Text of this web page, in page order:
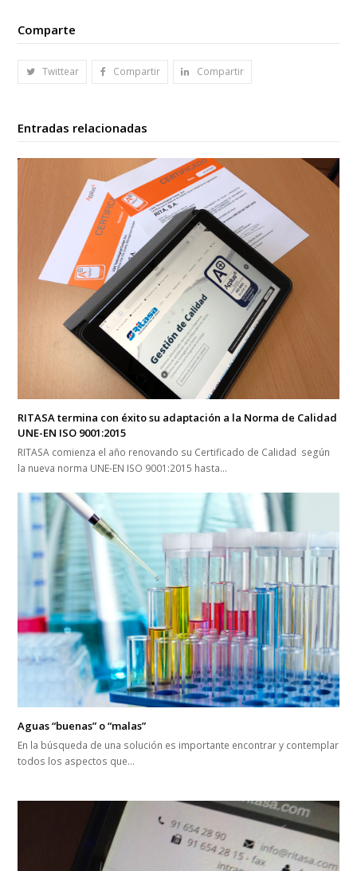
Comparte
Twittear Compartir Compartir
Entradas relacionadas
RITASA termina con éxito su adaptación a la Norma de Calidad
UNE-EN ISO 9001:2015
RITASA comienza el año renovando su Certificado de Calidad según
la nueva norma UNE-EN ISO 9001:2015 hasta…
Aguas “buenas” o “malas”
En la búsqueda de una solución es importante encontrar y contemplar
todos los aspectos que…